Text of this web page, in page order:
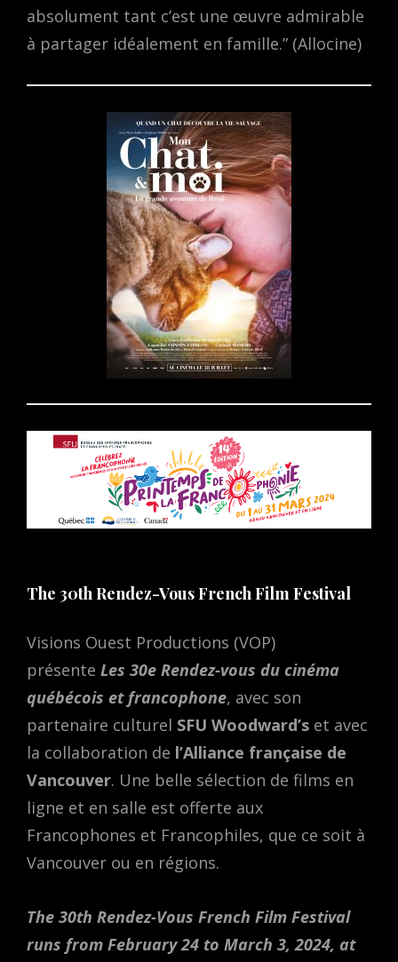
absolument tant c’est une œuvre admirable
à partager idéalement en famille.” (Allocine)
The 30th Rendez-Vous French Film Festival
Visions Ouest Productions (VOP)
présente Les 30e Rendez-vous du cinéma
québécois et francophone, avec son
partenaire culturel SFU Woodward’s et avec
la collaboration de l’Alliance française de
Vancouver. Une belle sélection de films en
ligne et en salle est offerte aux
Francophones et Francophiles, que ce soit à
Vancouver ou en régions.
The 30th Rendez-Vous French Film Festival
runs from February 24 to March 3, 2024, at